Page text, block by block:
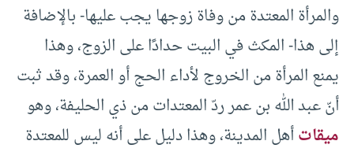
والمرأة المعتدة من وفاة زوجها يجب عليها- بالإضافة
إلى هذا- المكث في البيت حدادًا على الزوج، وهذا
يمنع المرأة من الخروج لأداء الحج أو العمرة، وقد ثبت
أنّ عبد الله بن عمر ردّ المعتدات من ذي الحليفة، وهو
ميقاتأهل المدينة، وهذا دليل على أنه ليس للمعتدة